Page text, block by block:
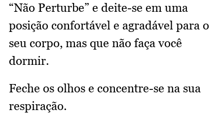
“Não Perturbe” e deite-se em uma
posição confortável e agradável para o
seu corpo, mas que não faça você
dormir.
Feche os olhos e concentre-se na sua
respiração.